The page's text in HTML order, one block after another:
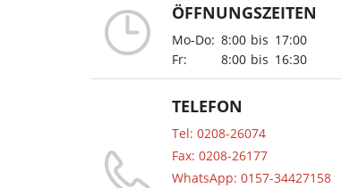
ÖFFNUNGSZEITEN
Mo-Do: 8:00 bis 17:00
Fr:
8:00 bis 16:30
TELEFON
Tel: 0208-26074
Fax: 0208-26177
WhatsApp: 0157-34427158